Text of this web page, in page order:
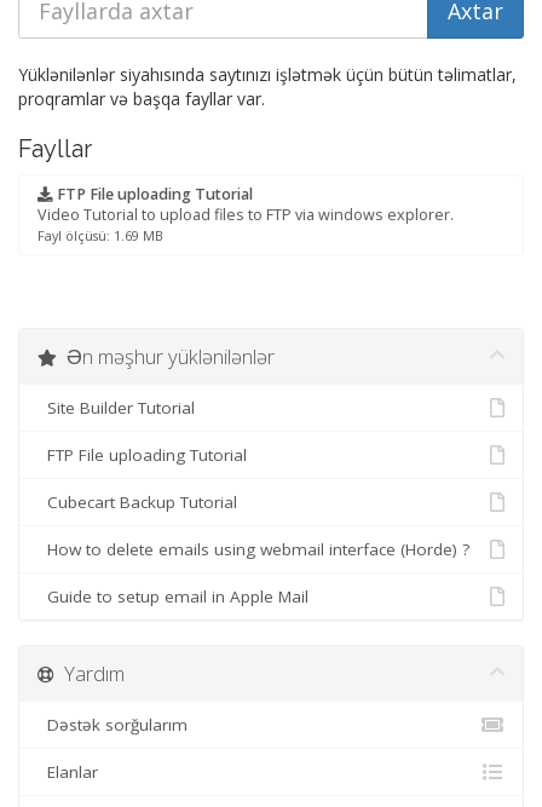
Yüklənilənlər siyahısında saytınızı işlətmək üçün bütün təlimatlar,
proqramlar və başqa fayllar var.
Fayllar
FTP File uploading Tutorial
Video Tutorial to upload files to FTP via windows explorer.
Fayl ölçüsü: 1.69 MB
Ən məşhur yüklənilənlər
Site Builder Tutorial
FTP File uploading Tutorial
Cubecart Backup Tutorial
How to delete emails using webmail interface (Horde) ?
Guide to setup email in Apple Mail
Yardım
Dəstək sorğularım
Elanlar